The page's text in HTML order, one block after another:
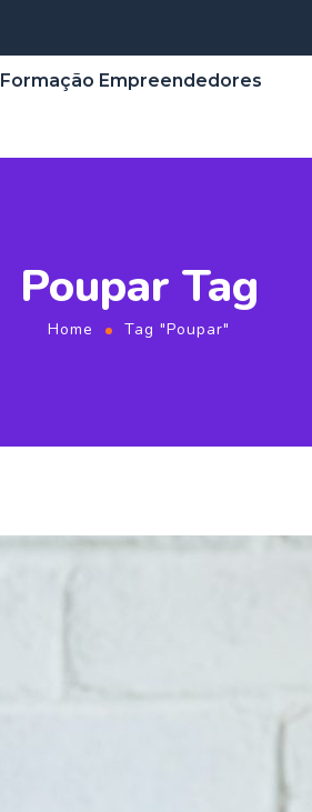
Formação Empreendedores
Poupar Tag
Home Tag "Poupar"